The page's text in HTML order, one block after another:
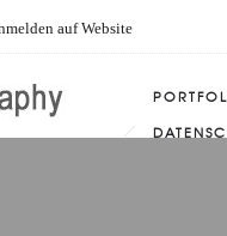
auf Website